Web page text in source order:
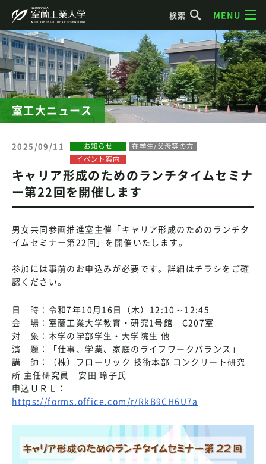
検索 MENU
室工大ニュース
2025/09/11 お知らせ
在学生/父母等の方
イベント案内
キャリア形成のためのランチタイムセミナ
ー第22回を開催します
男女共同参画推進室主催「キャリア形成のためのランチタ
イムセミナー第22回」を開催いたします。
参加には事前のお申込みが必要です。詳細はチラシをご確
認ください。
日 時：令和7年10月16日（木）12:10～12:45
会 場：室蘭工業大学教育・研究1号館 C207室
対 象：本学の学部学生・大学院生 他
演 題：「仕事、学業、家庭のライフワークバランス」
講 師：（株）フローリック 技術本部 コンクリート研究
所 主任研究員 安田 玲子氏
申込ＵＲＬ：
https://forms.office.com/r/RkB9CH6U7a